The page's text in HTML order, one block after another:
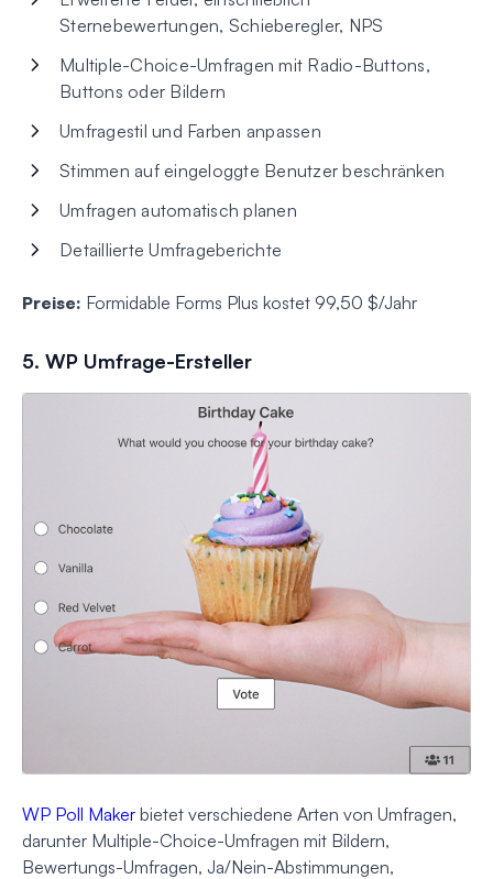
Sternebewertungen, Schieberegler, NPS
Multiple-Choice-Umfragen mit Radio-Buttons,
Buttons oder Bildern
Umfragestil und Farben anpassen
Stimmen auf eingeloggte Benutzer beschränken
Umfragen automatisch planen
Detaillierte Umfrageberichte
Preise: Formidable Forms Plus kostet 99,50 $/Jahr
5. WP Umfrage-Ersteller
WP Poll Maker bietet verschiedene Arten von Umfragen,
darunter Multiple-Choice-Umfragen mit Bildern,
Bewertungs-Umfragen, Ja/Nein-Abstimmungen,